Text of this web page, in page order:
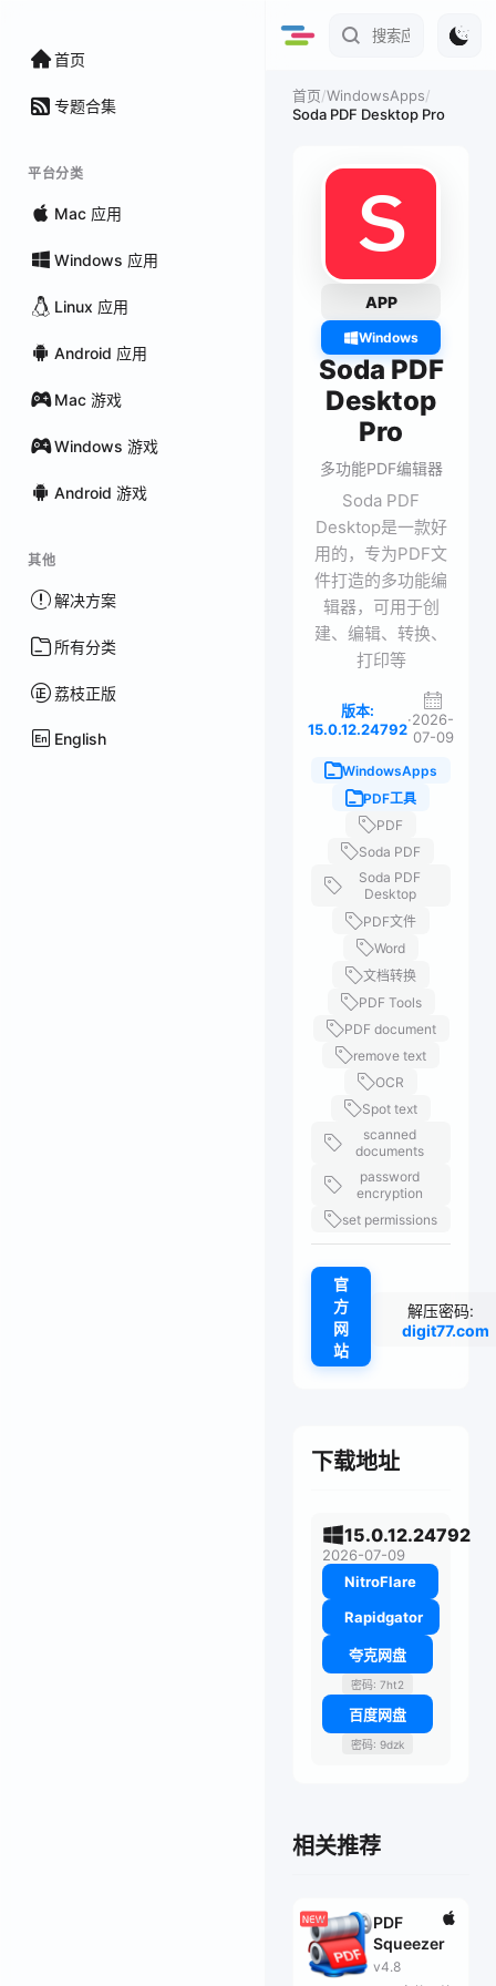
首页
专题合集
平台分类
Mac 应用
Windows 应用
Linux 应用
Android 应用
Mac 游戏
Windows 游戏
Android 游戏
其他
解决方案
所有分类
荔枝正版
English
首页/WindowsApps/
Soda PDF Desktop Pro
APP
Windows
Soda PDF
Desktop
Pro
多功能PDF编辑器
Soda PDF
Desktop是一款好
用的，专为PDF文
件打造的多功能编
辑器，可用于创
建、编辑、转换、
打印等
版本:
15.0.12.24792
·2026-
07-09
WindowsApps
PDF工具
PDF
Soda PDF
Soda PDF
Desktop
PDF文件
Word
文档转换
PDF Tools
PDF document
remove text
OCR
Spot text
scanned
documents
password
encryption
set permissions
官
方
网
站
解压密码:
digit77.com
下载地址
15.0.12.24792
2026-07-09
NitroFlare
Rapidgator
夸克网盘
密码: 7ht2
百度网盘
密码: 9dzk
相关推荐
PDF
Squeezer
v4.8